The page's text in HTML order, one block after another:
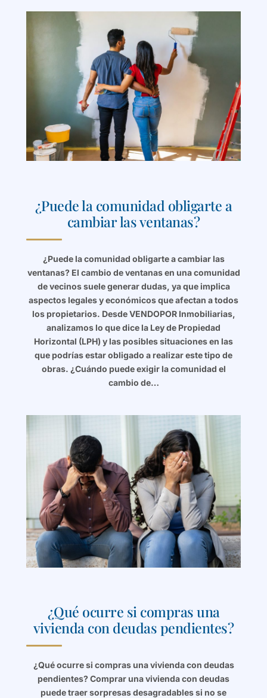
¿Puede la comunidad obligarte a
cambiar las ventanas?
¿Puede la comunidad obligarte a cambiar las
ventanas? El cambio de ventanas en una comunidad
de vecinos suele generar dudas, ya que implica
aspectos legales y económicos que afectan a todos
los propietarios. Desde VENDOPOR Inmobiliarias,
analizamos lo que dice la Ley de Propiedad
Horizontal (LPH) y las posibles situaciones en las
que podrías estar obligado a realizar este tipo de
obras. ¿Cuándo puede exigir la comunidad el
cambio de…
¿Qué ocurre si compras una
vivienda con deudas pendientes?
¿Qué ocurre si compras una vivienda con deudas
pendientes? Comprar una vivienda con deudas
puede traer sorpresas desagradables si no se